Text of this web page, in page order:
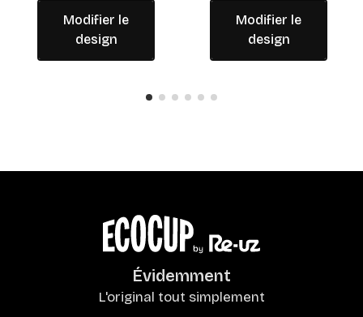
Modifier le
design
Modifier le
design
Évidemment
L'original tout simplement